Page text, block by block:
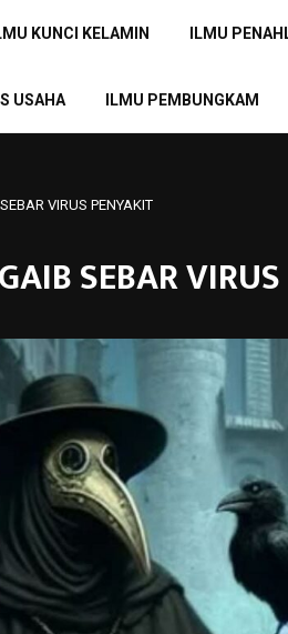
KUNCI KELAMIN ILMU
USAHA ILMU PEMBUNGKAM
VIRUS PENYAKIT
SEBAR